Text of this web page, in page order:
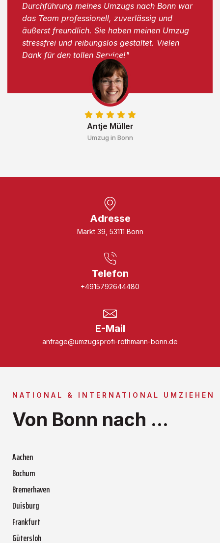
Antje Müller
Umzug in Bonn
Durchführung meines Umzugs nach Bonn war
das Team professionell, zuverlässig und
äußerst freundlich. Sie haben meinen Umzug
stressfrei und reibungslos gestaltet. Vielen
Dank für den tollen Service!"
Adresse
Markt 39, 53111 Bonn
Telefon
+4915792644480
E-Mail
anfrage@umzugsprofi-rothmann-bonn.de
NATIONAL & INTERNATIONAL UMZIEHEN
Von Bonn nach ...
Aachen
Bochum
Bremerhaven
Duisburg
Frankfurt
Gütersloh